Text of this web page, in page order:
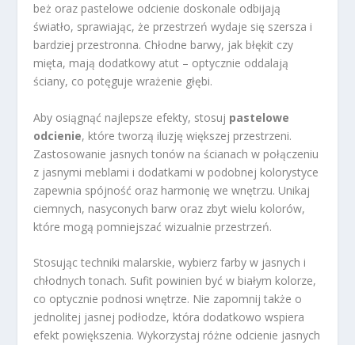
beż oraz pastelowe odcienie doskonale odbijają
światło, sprawiając, że przestrzeń wydaje się szersza i
bardziej przestronna. Chłodne barwy, jak błękit czy
mięta, mają dodatkowy atut – optycznie oddalają
ściany, co potęguje wrażenie głębi.
Aby osiągnąć najlepsze efekty, stosuj pastelowe
odcienie, które tworzą iluzję większej przestrzeni.
Zastosowanie jasnych tonów na ścianach w połączeniu
z jasnymi meblami i dodatkami w podobnej kolorystyce
zapewnia spójność oraz harmonię we wnętrzu. Unikaj
ciemnych, nasyconych barw oraz zbyt wielu kolorów,
które mogą pomniejszać wizualnie przestrzeń.
Stosując techniki malarskie, wybierz farby w jasnych i
chłodnych tonach. Sufit powinien być w białym kolorze,
co optycznie podnosi wnętrze. Nie zapomnij także o
jednolitej jasnej podłodze, która dodatkowo wspiera
efekt powiększenia. Wykorzystaj różne odcienie jasnych